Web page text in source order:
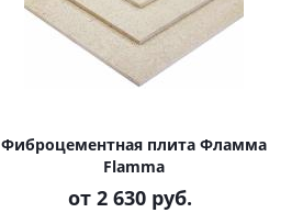
Фиброцементная плита Фламма
Flamma
от 2 630 руб.